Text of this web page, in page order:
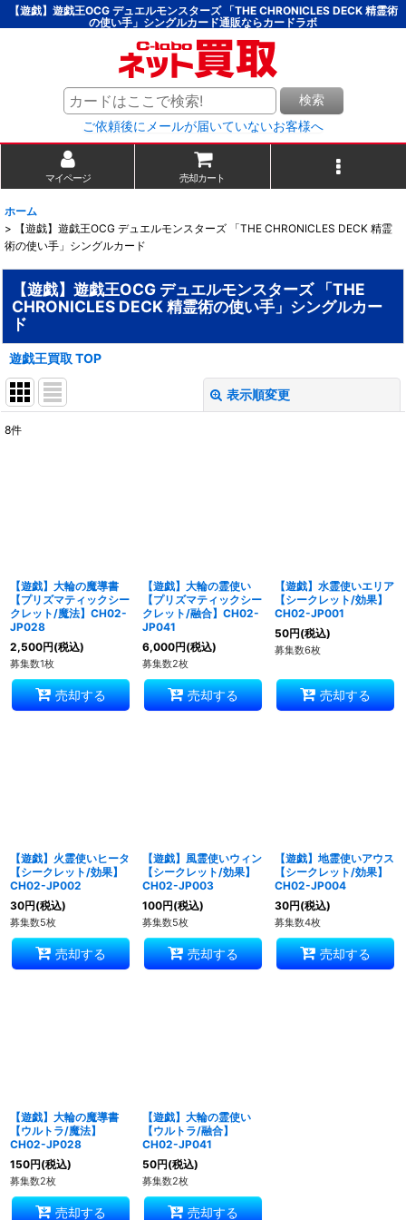
【遊戯】遊戯王OCG デュエルモンスターズ 「THE CHRONICLES DECK 精霊術
の使い手」シングルカード通販ならカードラボ
検索
ご依頼後にメールが届いていないお客様へ
マイページ 売却カート
ホーム
>
【遊戯】遊戯王OCG デュエルモンスターズ 「THE CHRONICLES DECK 精霊
術の使い手」シングルカード
【遊戯】遊戯王OCG デュエルモンスターズ 「THE
CHRONICLES DECK 精霊術の使い手」シングルカー
ド
遊戯王買取 TOP
表示順変更
8件
【遊戯】大輪の魔導書
【プリズマティックシー
クレット/魔法】CH02-
JP028
2,500円(税込)
募集数1枚
売却する
【遊戯】大輪の霊使い
【プリズマティックシー
クレット/融合】CH02-
JP041
6,000円(税込)
募集数2枚
売却する
【遊戯】水霊使いエリア
【シークレット/効果】
CH02-JP001
50円(税込)
募集数6枚
売却する
【遊戯】火霊使いヒータ
【シークレット/効果】
CH02-JP002
30円(税込)
募集数5枚
売却する
【遊戯】風霊使いウィン
【シークレット/効果】
CH02-JP003
100円(税込)
募集数5枚
売却する
【遊戯】地霊使いアウス
【シークレット/効果】
CH02-JP004
30円(税込)
募集数4枚
売却する
【遊戯】大輪の魔導書
【ウルトラ/魔法】
CH02-JP028
150円(税込)
募集数2枚
売却する
【遊戯】大輪の霊使い
【ウルトラ/融合】
CH02-JP041
50円(税込)
募集数2枚
売却する